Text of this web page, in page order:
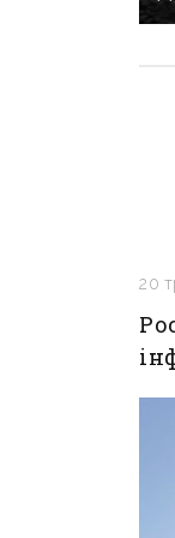
20